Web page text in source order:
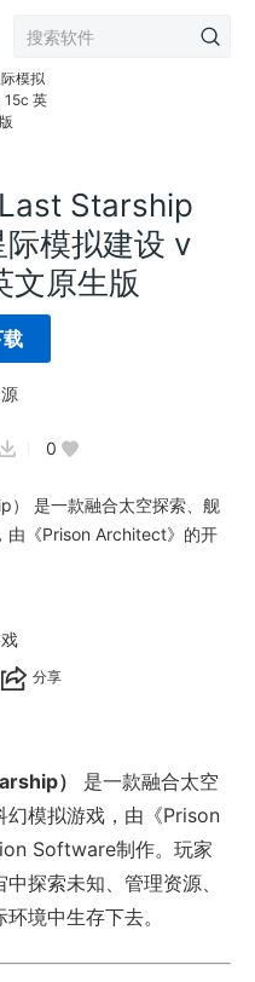
Starship
模拟建设 v
文原生版
0
） 是一款融合太空探索、舰
由《Prison Architect》的开
分享
）
是一款融合太空
幻模拟游戏，由《Prison
Software制作。玩家
探索未知、管理资源、
境中生存下去。